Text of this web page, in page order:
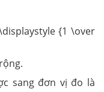
{1 \over
sang đơn vị đo là